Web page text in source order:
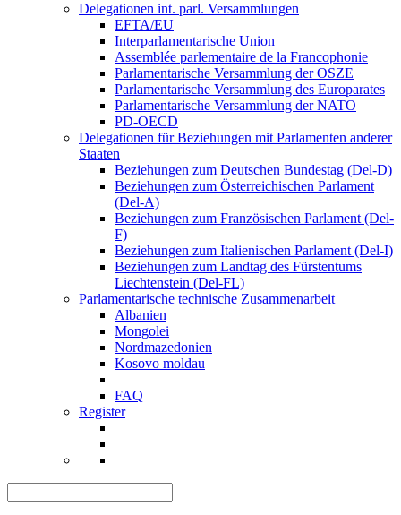
Delegationen int. parl. Versammlungen
EFTA/EU
Interparlamentarische Union
Assemblée parlementaire de la Francophonie
Parlamentarische Versammlung der OSZE
Parlamentarische Versammlung des Europarates
Parlamentarische Versammlung der NATO
PD-OECD
Delegationen für Beziehungen mit Parlamenten anderer
Staaten
Beziehungen zum Deutschen Bundestag (Del-D)
Beziehungen zum Österreichischen Parlament
(Del-A)
Beziehungen zum Französischen Parlament (Del-
F)
Beziehungen zum Italienischen Parlament (Del-I)
Beziehungen zum Landtag des Fürstentums
Liechtenstein (Del-FL)
Parlamentarische technische Zusammenarbeit
Albanien
Mongolei
Nordmazedonien
Kosovo moldau
FAQ
Register